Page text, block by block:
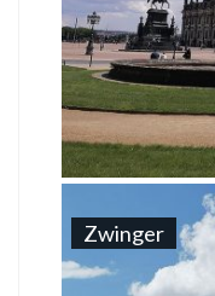
Zwinger